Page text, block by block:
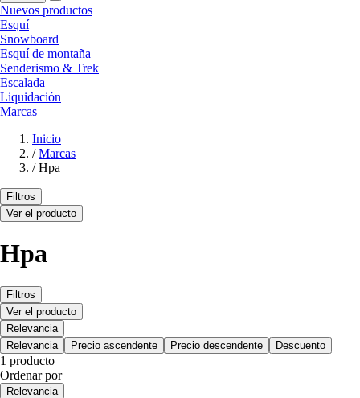
Nuevos productos
Esquí
Snowboard
Esquí de montaña
Senderismo & Trek
Escalada
Liquidación
Marcas
Inicio
/ Marcas
/ Hpa
Filtros
Ver el producto
Hpa
Filtros
Ver el producto
Relevancia
Relevancia
Precio ascendente Precio descendente Descuento
1 producto
Ordenar por
Relevancia